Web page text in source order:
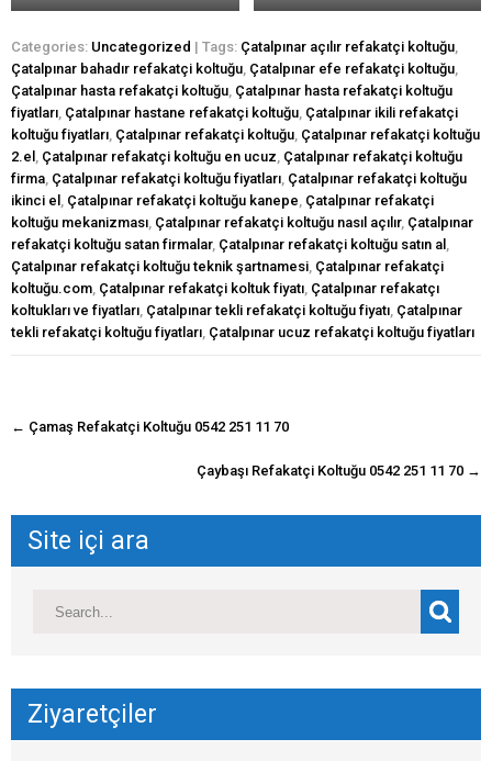
Categories: Uncategorized | Tags: Çatalpınar açılır refakatçi koltuğu
Çatalpınar bahadır refakatçi koltuğu Çatalpınar efe refakatçi koltuğu
Çatalpınar hasta refakatçi koltuğu Çatalpınar hasta refakatçi koltuğu
fiyatları Çatalpınar hastane refakatçi koltuğu Çatalpınar ikili refakatçi
koltuğu fiyatları Çatalpınar refakatçi koltuğu Çatalpınar refakatçi koltuğu
2.el
Çatalpınar refakatçi koltuğu en ucuz Çatalpınar refakatçi koltuğu
firma Çatalpınar refakatçi koltuğu fiyatları Çatalpınar refakatçi koltuğu
ikinci el
Çatalpınar refakatçi koltuğu kanepe Çatalpınar refakatçi
koltuğu mekanizması Çatalpınar refakatçi koltuğu nasıl açılır, Çatalpınar
refakatçi koltuğu satan firmalar, Çatalpınar refakatçi koltuğu satın al
Çatalpınar refakatçi koltuğu teknik şartnamesi Çatalpınar refakatçi
koltuğu.com Çatalpınar refakatçi koltuk fiyatı Çatalpınar refakatçı
koltukları ve fiyatları Çatalpınar tekli refakatçi koltuğu fiyatı Çatalpınar
tekli refakatçi koltuğu fiyatları Çatalpınar ucuz refakatçi koltuğu fiyatları
navigasyon
← Çamaş Refakatçi Koltuğu 0542 251 11 70
Çaybaşı Refakatçi Koltuğu 0542 251 11 70 →
Site içi ara
Ziyaretçiler